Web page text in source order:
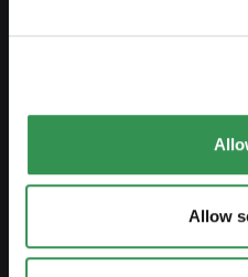
Allow
GESTIRE
Esternaliarizzare contabilità
Contabilità salariale